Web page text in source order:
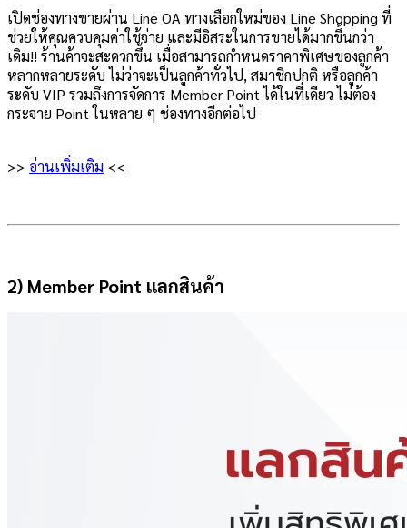
เปิดช่องทางขายผ่าน Line OA ทางเลือกใหม่ของ Line Shopping ที่
ช่วยให้คุณควบคุมค่าใช้จ่าย และมีอิสระในการขายได้มากขึ้นกว่า
เดิม!! ร้านค้าจะสะดวกขึ้น เมื่อสามารถกำหนดราคาพิเศษของลูกค้า
หลากหลายระดับ ไม่ว่าจะเป็นลูกค้าทั่วไป, สมาชิกปกติ หรือลูกค้า
ระดับ VIP รวมถึงการจัดการ Member Point ได้ในที่เดียว ไม่ต้อง
กระจาย Point ในหลาย ๆ ช่องทางอีกต่อไป
>> อ่านเพิ่มเติม <<
2) Member Point แลกสินค้า